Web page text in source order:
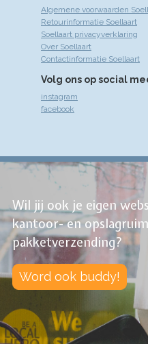
Algemene voorwaarden
Retourinformatie Soellaart
Soellaart privacyverklaring
Over Soellaart
Contactinformatie Soellaart
Volg ons op social
instagram
facebook
Wil jij ook je eigen
kantoor- en
pakketverzending?
Word ook buddy!